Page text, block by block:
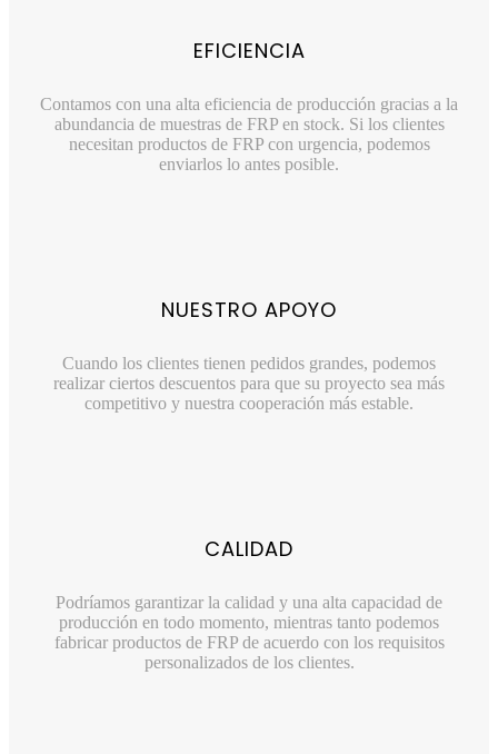
EFICIENCIA
Contamos con una alta eficiencia de producción gracias a la
abundancia de muestras de FRP en stock. Si los clientes
necesitan productos de FRP con urgencia, podemos
enviarlos lo antes posible.
NUESTRO APOYO
Cuando los clientes tienen pedidos grandes, podemos
realizar ciertos descuentos para que su proyecto sea más
competitivo y nuestra cooperación más estable.
CALIDAD
Podríamos garantizar la calidad y una alta capacidad de
producción en todo momento, mientras tanto podemos
fabricar productos de FRP de acuerdo con los requisitos
personalizados de los clientes.